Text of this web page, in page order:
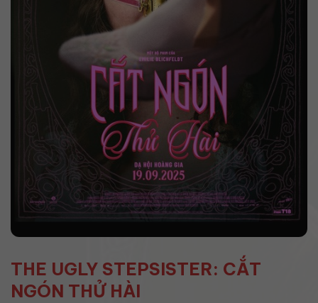
THE UGLY STEPSISTER: CẮT
NGÓN THỬ HÀI